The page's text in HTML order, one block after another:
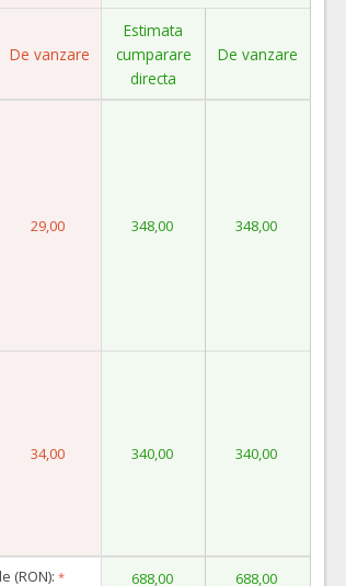
De vanzare
Estimata
cumparare
directa
De vanzare
29,00 348,00 348,00
34,00 340,00 340,00
(RON): * 688,00 688,00